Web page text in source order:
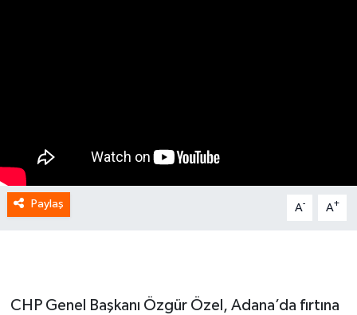
Paylaş A- A+
CHP Genel Başkanı Özgür Özel, Adana’da fırtına